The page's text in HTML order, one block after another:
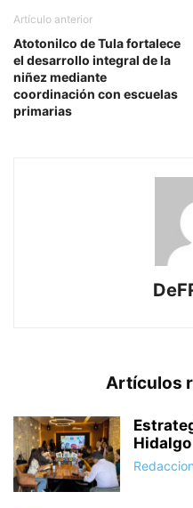
Artículo anterior
Atotonilco de Tula fortalece
el desarrollo integral de la
niñez mediante
coordinación con escuelas
primarias
Artículos
Hidalgo